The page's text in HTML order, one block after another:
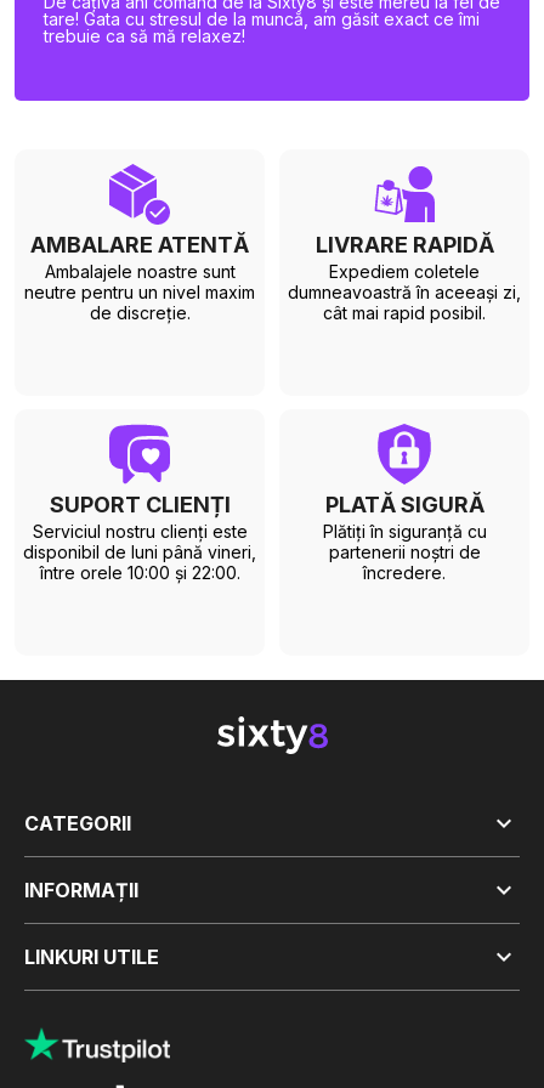
tare! Gata cu stresul de la muncă, am găsit exact ce îmi
trebuie ca să mă relaxez!
AMBALARE ATENTĂ
Ambalajele noastre sunt
neutre pentru un nivel maxim
de discreție.
LIVRARE RAPIDĂ
Expediem coletele
dumneavoastră în aceeași zi,
cât mai rapid posibil.
SUPORT CLIENȚI
Serviciul nostru clienți este
disponibil de luni până vineri,
între orele 10:00 și 22:00.
PLATĂ SIGURĂ
Plătiți în siguranță cu
partenerii noștri de
încredere.
CATEGORII 
INFORMAȚII 
LINKURI UTILE 